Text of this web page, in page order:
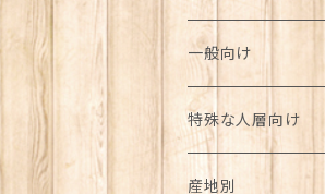
一般向け
特殊な人層向け
産地別